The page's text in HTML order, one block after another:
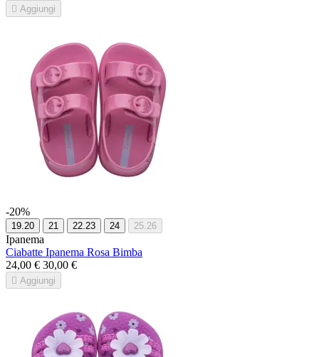
 Aggiungi
-20%
19.20 21 22.23 24 25.26
Ipanema
Ciabatte Ipanema Rosa Bimba
24,00 € 30,00 €
 Aggiungi